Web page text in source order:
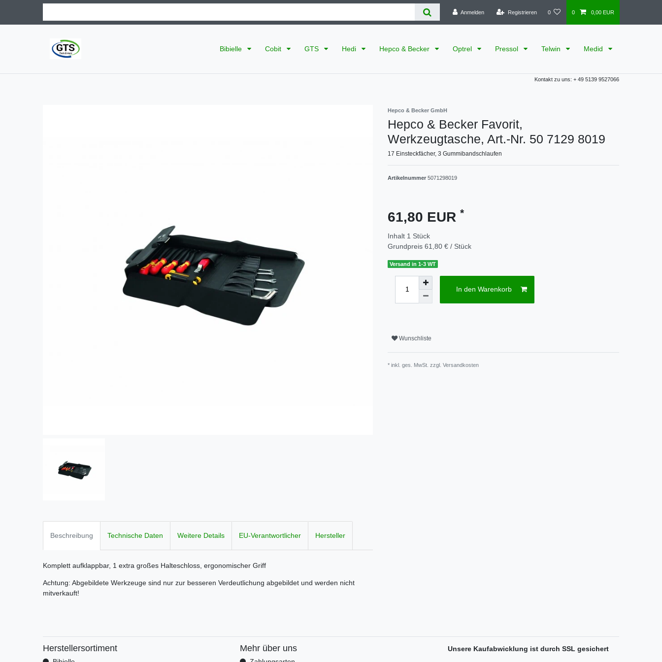
Anmelden Registrieren 0 0 0,00 EUR
Bibielle Cobit GTS Hedi Hepco & Becker Optrel Pressol Telwin Medid
Kontakt zu uns: + 49 5139 9527066
Hepco & Becker GmbH
Hepco & Becker Favorit,
Werkzeugtasche, Art.-Nr. 50 7129 8019
17 Einsteckfächer, 3 Gummibandschlaufen
Artikelnummer 5071298019
61,80 EUR *
Inhalt 1 Stück
Grundpreis 61,80 € / Stück
Versand in 1-3 WT
In den Warenkorb
Wunschliste
* inkl. ges. MwSt. zzgl. Versandkosten
Beschreibung Technische Daten Weitere Details EU-Verantwortlicher Hersteller
Komplett aufklappbar, 1 extra großes Halteschloss, ergonomischer Griff
Achtung: Abgebildete Werkzeuge sind nur zur besseren Verdeutlichung abgebildet und werden nicht
mitverkauft!
Herstellersortiment Mehr über uns Unsere Kaufabwicklung ist durch SSL gesichert